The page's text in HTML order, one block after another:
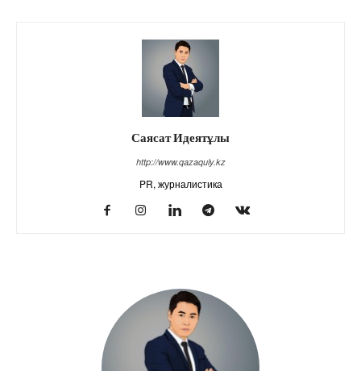
Саясат Идеятұлы
http://www.qazaquly.kz
PR, журналистика